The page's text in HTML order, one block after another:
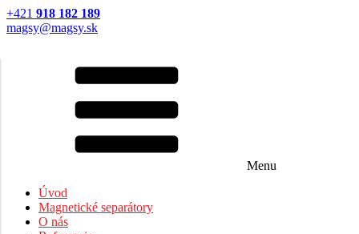
+421 918 182 189
magsy@magsy.sk
Menu
Úvod
Magnetické separátory
O nás